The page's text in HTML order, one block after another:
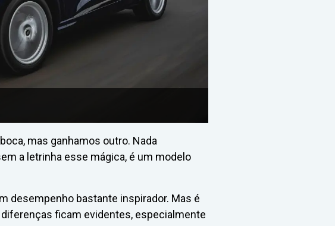
mas ganhamos outro. Nada
a letrinha esse mágica, é um modelo
desempenho bastante inspirador. Mas é
ficam evidentes, especialmente